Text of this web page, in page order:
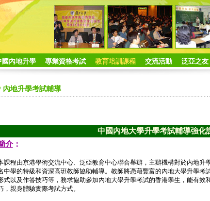
國內地升學 專業資格考試 教育培訓課程 交流活動 泛亞之友
內地升學考試輔導
中國內地大學升學考試輔導強化
介：
課程由京港學術交流中心、泛亞教育中心聯合舉辦，主辦機構對於內地升
中學的特級和資深高班教師協助輔導。教師將憑藉豐富的內地大學升學考
式以及作答技巧等，務求協助參加內地大學升學考試的香港學生，能有效
，親身體驗實際考試方式。